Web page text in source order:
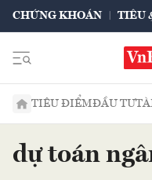
CHỨNG KHOÁN TIÊU
TIÊU ĐIỂMĐẦU TƯ
dự toán